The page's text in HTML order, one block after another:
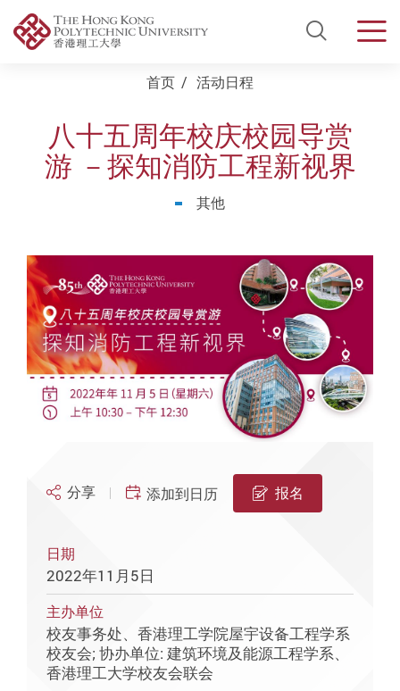
Open
首页 活动日程
八十五周年校庆校园导赏
游 －探知消防工程新视界
其他
分享 添加到日历 报名
日期
2022年11月5日
主办单位
校友事务处、香港理工学院屋宇设备工程学系
校友会; 协办单位: 建筑环境及能源工程学系、
香港理工大学校友会联会